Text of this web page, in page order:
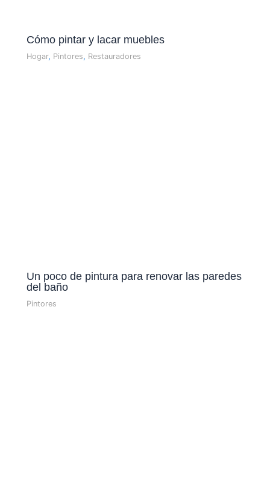
Cómo pintar y lacar muebles
Hogar, Pintores, Restauradores
Un poco de pintura para renovar las paredes
del baño
Pintores